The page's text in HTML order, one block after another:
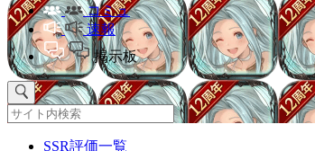
コミュ
速報
掲示板
SSR評価一覧